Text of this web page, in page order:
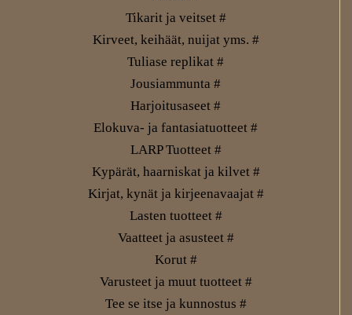
Tikarit ja veitset #
Kirveet, keihäät, nuijat yms. #
Tuliase replikat #
Jousiammunta #
Harjoitusaseet #
Elokuva- ja fantasiatuotteet #
LARP Tuotteet #
Kypärät, haarniskat ja kilvet #
Kirjat, kynät ja kirjeenavaajat #
Lasten tuotteet #
Vaatteet ja asusteet #
Korut #
Varusteet ja muut tuotteet #
Tee se itse ja kunnostus #